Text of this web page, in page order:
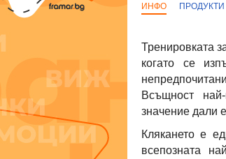
ИНФО ПРОДУКТИ
Тренировката
когато се
Всъщност
значение дали
Клякането е
всепозната